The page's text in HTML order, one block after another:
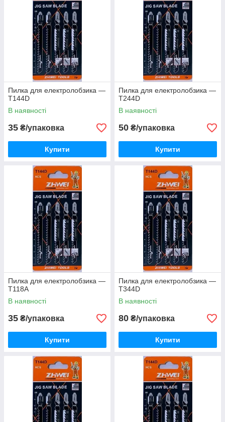
Пилка для електролобзика —
T144D
В наявності
35 ₴/упаковка
Купити
Пилка для електролобзика —
T244D
В наявності
50 ₴/упаковка
Купити
Пилка для електролобзика —
T118A
В наявності
35 ₴/упаковка
Купити
Пилка для електролобзика —
T344D
В наявності
80 ₴/упаковка
Купити